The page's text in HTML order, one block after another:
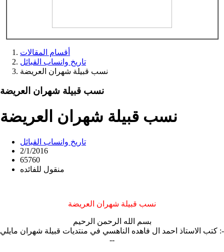
أقسام المقالات
تاريخ وانساب القبائل
نسب قبيلة شهران العريضة
نسب قبيلة شهران العريضة
نسب قبيلة شهران العريضة
تاريخ وانساب القبائل
2/1/2016
65760
منقول للفائده
نسب قبيلة شهران العريضة
بسم الله الرحمن الرحيم
كتب الاستاذ احمد ال فاهده الناهسي في منتديات قبيلة شهران مايلي :-
--